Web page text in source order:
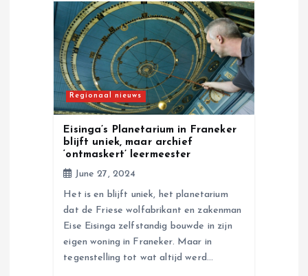
Regionaal nieuws
Eisinga’s Planetarium in Franeker
blijft uniek, maar archief
‘ontmaskert’ leermeester
June 27, 2024
Het is en blijft uniek, het planetarium
dat de Friese wolfabrikant en zakenman
Eise Eisinga zelfstandig bouwde in zijn
eigen woning in Franeker. Maar in
tegenstelling tot wat altijd werd…